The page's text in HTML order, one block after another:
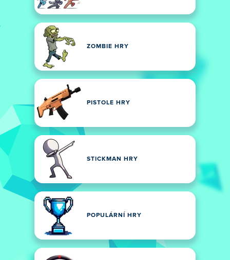
ZOMBIE HRY
PISTOLE HRY
STICKMAN HRY
POPULÁRNÍ HRY